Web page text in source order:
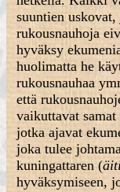
suuntien
rukousnauhoja
hyväksy
huolimatta he
rukousnauhaa
että
vaikuttavat samat
jotka ajavat
joka tulee
kuningattaren (
hyväksymiseen,